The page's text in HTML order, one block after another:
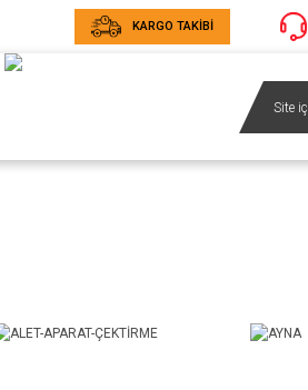
KARGO TAKİBİ